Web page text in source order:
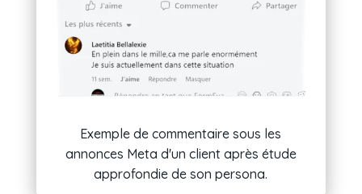
Exemple de commentaire sous les
annonces Meta d'un client après étude
approfondie de son persona.